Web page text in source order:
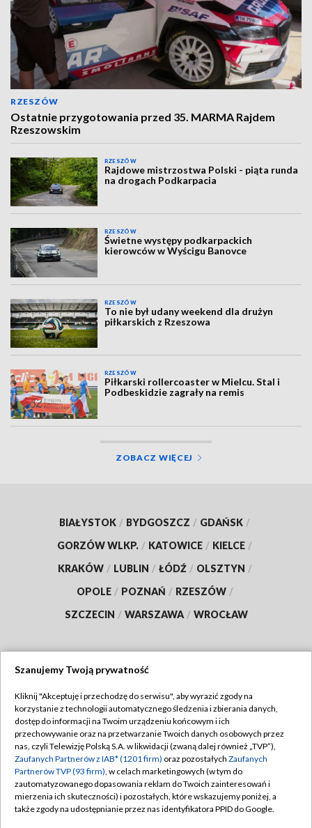
RZESZÓW
Ostatnie przygotowania przed 35. MARMA Rajdem
Rzeszowskim
RZESZÓW
Rajdowe mistrzostwa Polski - piąta runda
na drogach Podkarpacia
RZESZÓW
Świetne występy podkarpackich
kierowców w Wyścigu Banovce
RZESZÓW
To nie był udany weekend dla drużyn
piłkarskich z Rzeszowa
RZESZÓW
Piłkarski rollercoaster w Mielcu. Stal i
Podbeskidzie zagrały na remis
ZOBACZ WIĘCEJ
BIAŁYSTOK / BYDGOSZCZ / GDAŃSK /
GORZÓW WLKP. / KATOWICE / KIELCE /
KRAKÓW / LUBLIN / ŁÓDŹ / OLSZTYN /
OPOLE / POZNAŃ / RZESZÓW /
SZCZECIN / WARSZAWA / WROCŁAW
TVP
Abonament TVP
Emisja w TVP
Centrum informacji TVP
Naziemna Telewizja Cyfrowa
Regulamin TVP
Polityka prywatności
Moje zgody
Pomoc
Szanujemy Twoją prywatność
Kliknij "Akceptuję i przechodzę do serwisu", aby wyrazić zgody na
korzystanie z technologii automatycznego śledzenia i zbierania danych,
dostęp do informacji na Twoim urządzeniu końcowym i ich
przechowywanie oraz na przetwarzanie Twoich danych osobowych przez
nas, czyli Telewizję Polską S.A. w likwidacji (zwaną dalej również „TVP”),
Zaufanych Partnerów z IAB* (1201 firm) oraz pozostałych Zaufanych
Partnerów TVP (93 firm), w celach marketingowych (w tym do
zautomatyzowanego dopasowania reklam do Twoich zainteresowań i
mierzenia ich skuteczności) i pozostałych, które wskazujemy poniżej, a
także zgody na udostępnianie przez nas identyfikatora PPID do Google.